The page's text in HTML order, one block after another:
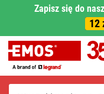
Zapisz się do
12
Szukaj